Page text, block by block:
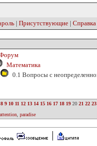
| Присутствующие | Справка
Математика
0.1 Вопросы с
8 9 10 11 12 13 14 15 16 17 18 19 20 21 22 23
attention paradise